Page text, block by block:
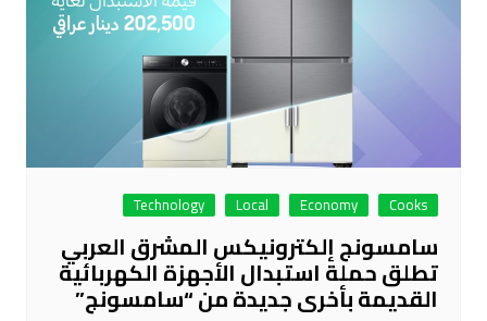
Cooks
Economy
Local
Technology
سامسونج إلكترونيكس المشرق العربي
تطلق حملة استبدال الأجهزة الكهربائية
القديمة بأخرى جديدة من “سامسونج”